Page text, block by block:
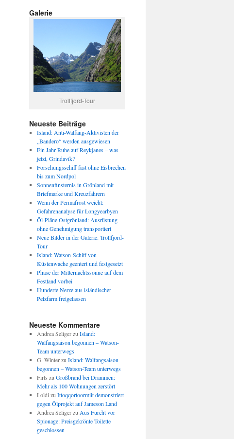
Galerie
Trollfjord-Tour
Neueste Beiträge
Island: Anti-Walfang-Aktivisten der
„Bandero“ werden ausgewiesen
Ein Jahr Ruhe auf Reykjanes – was
jetzt, Grindavík?
Forschungsschiff fast ohne Eisbrechen
bis zum Nordpol
Sonnenfinsternis in Grönland mit
Briefmarke und Kreuzfahrern
Wenn der Permafrost weicht:
Gefahrenanalyse für Longyearbyen
Öl-Pläne Ostgrönland: Ausrüstung
ohne Genehmigung transportiert
Neue Bilder in der Galerie: Trollfjord-
Tour
Island: Watson-Schiff von
Küstenwache geentert und festgesetzt
Phase der Mitternachtssonne auf dem
Festland vorbei
Hunderte Nerze aus isländischer
Pelzfarm freigelassen
Neueste Kommentare
Andrea Seligerzu Island:
Walfangsaison begonnen – Watson-
Team unterwegs
G. Winterzu Island: Walfangsaison
begonnen – Watson-Team unterwegs
Firts zu Großbrand bei Drammen:
Mehr als 100 Wohnungen zerstört
Loldi zu Ittoqqortoormiit demonstriert
gegen Ölprojekt auf Jameson Land
Andrea Seligerzu Aus Furcht vor
Spionage: Preisgekrönte Toilette
geschlossen